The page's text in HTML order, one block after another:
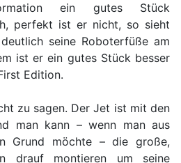
ein gutes Stück
perfekt ist er nicht, so sieht
seine Roboterfüße am
ist er ein gutes Stück besser
Edition.
zu sagen. Der Jet ist mit den
man kann – wenn man aus
Grund möchte – die große,
drauf montieren um seine